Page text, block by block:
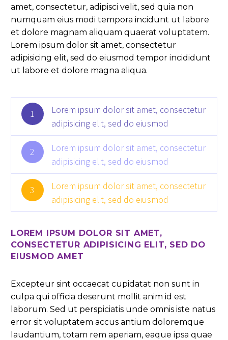
amet, consectetur, adipisci velit, sed quia non
numquam eius modi tempora incidunt ut labore
et dolore magnam aliquam quaerat voluptatem.
Lorem ipsum dolor sit amet, consectetur
adipisicing elit, sed do eiusmod tempor incididunt
ut labore et dolore magna aliqua.
1
Lorem ipsum dolor sit amet, consectetur
adipisicing elit, sed do eiusmod
2
Lorem ipsum dolor sit amet, consectetur
adipisicing elit, sed do eiusmod
3
Lorem ipsum dolor sit amet, consectetur
adipisicing elit, sed do eiusmod
LOREM IPSUM DOLOR SIT AMET,
CONSECTETUR ADIPISICING ELIT, SED DO
EIUSMOD AMET
Excepteur sint occaecat cupidatat non sunt in
culpa qui officia deserunt mollit anim id est
laborum. Sed ut perspiciatis unde omnis iste natus
error sit voluptatem accus antium doloremque
laudantium, totam rem aperiam, eaque ipsa quae